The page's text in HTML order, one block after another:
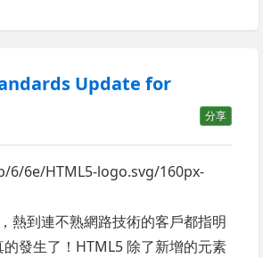
Update for
分享
熱到連不熟網路技術的客戶都指明
發生了！HTML5 除了新增的元素